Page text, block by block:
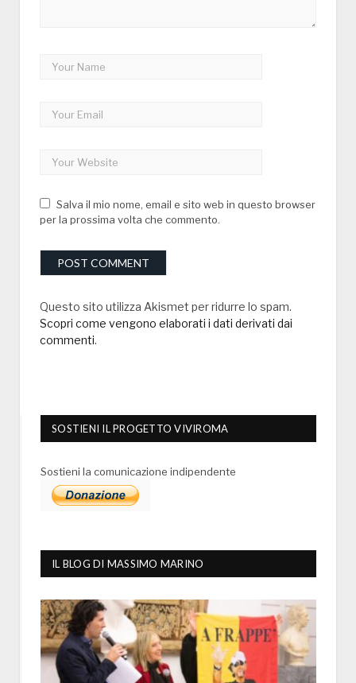
Salva il mio nome, email e sito web in questo browser
per la prossima volta che commento.
Questo sito utilizza Akismet per ridurre lo spam.
Scopri come vengono elaborati i dati derivati dai
commenti.
SOSTIENI IL PROGETTO VIVIROMA
Sostieni la comunicazione indipendente
IL BLOG DI MASSIMO MARINO